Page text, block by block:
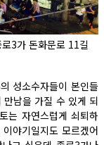
3가 돈화문로 11길
성소수자들이 본인들
남을 가질 수 있게 되
는 자연스럽게 쇠퇴하
야기일지도 모르겠어